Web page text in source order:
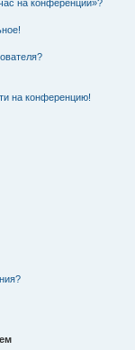
на конференции»?
на конференцию!